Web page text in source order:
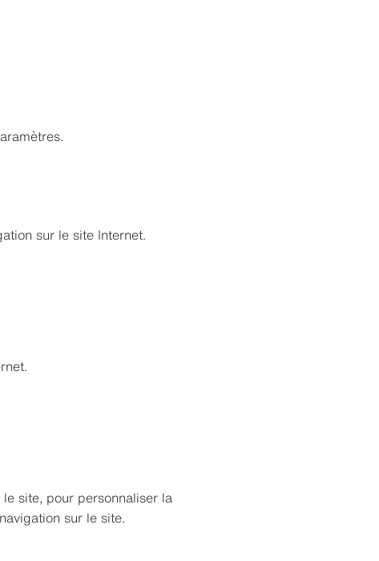
sur le site Internet.
site, pour personnaliser la
sur le site.